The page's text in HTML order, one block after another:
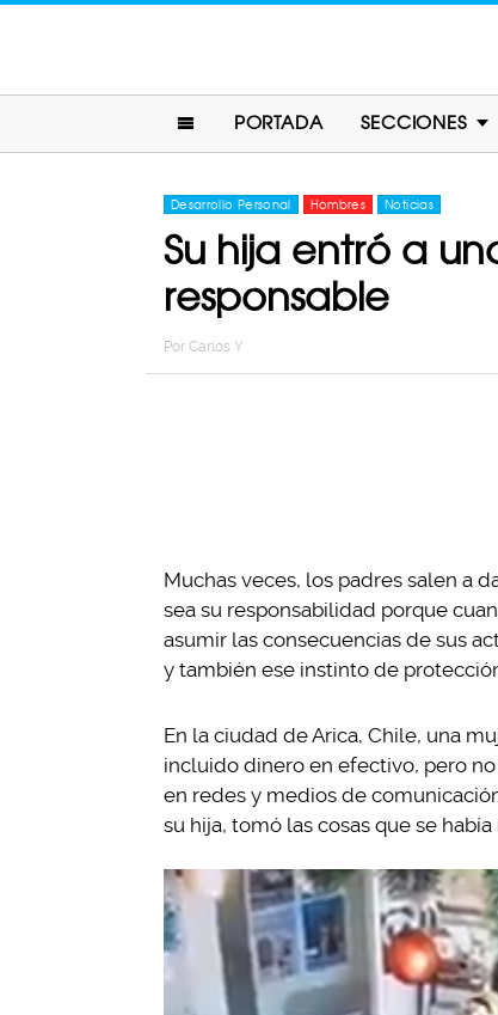
PORTADA SECCIONES
Desarrollo Personal Hombres Noticias
Su hija entró a
responsable
Por Carlos Y
Muchas veces, los padres salen a
sea su responsabilidad porque
asumir las consecuencias de sus
y también ese instinto de
En la ciudad de Arica, Chile, una
incluido dinero en efectivo, pero
en redes y medios de
su hija, tomó las cosas que se